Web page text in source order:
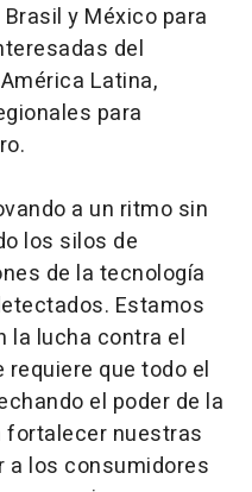
y México para
del
Latina,
para
a un ritmo sin
los silos de
de la tecnología
Estamos
la lucha contra el
que todo el
el poder de la
nuestras
a los consumidores